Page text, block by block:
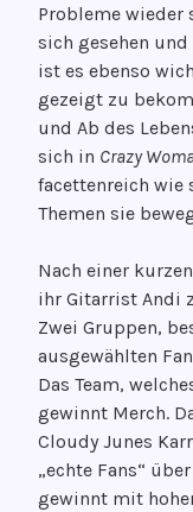
Probleme
sich gesehen
ist es ebenso
gezeigt zu
und Ab des
sich in Crazy
facettenreich wie
Themen sie
Nach einer
ihr Gitarrist Andi
Zwei Gruppen,
ausgewählten
Das Team,
gewinnt Merch.
Cloudy Junes
„echte Fans“
gewinnt mit